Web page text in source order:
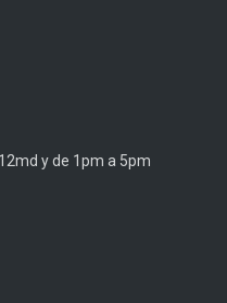
y de 1pm a 5pm